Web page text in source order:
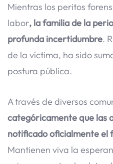
Mientras los peritos
labor, la familia de la
profunda incertidumbre.
de la víctima, ha sido
postura pública.
A través de diversos
categóricamente que las
notificado oficialmente el
Mantienen viva la